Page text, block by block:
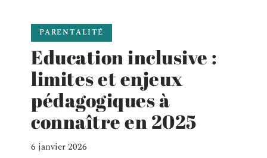
PARENTALITÉ
Education inclusive :
limites et enjeux
pédagogiques à
connaître en 2025
6 janvier 2026